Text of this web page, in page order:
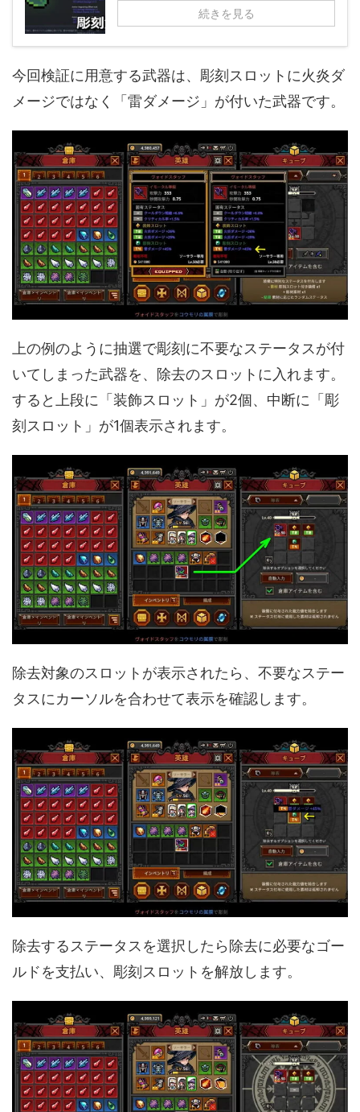
続きを見る
今回検証に用意する武器は、彫刻スロットに火炎ダ
メージではなく「雷ダメージ」が付いた武器です。
上の例のように抽選で彫刻に不要なステータスが付
いてしまった武器を、除去のスロットに入れます。
すると上段に「装飾スロット」が2個、中断に「彫
刻スロット」が1個表示されます。
除去対象のスロットが表示されたら、不要なステー
タスにカーソルを合わせて表示を確認します。
除去するステータスを選択したら除去に必要なゴー
ルドを支払い、彫刻スロットを解放します。